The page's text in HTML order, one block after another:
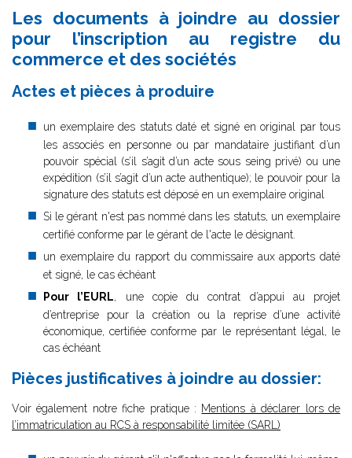
Les documents à joindre au dossier
pour l’inscription au registre du
commerce et des sociétés
Actes et pièces à produire
un exemplaire des statuts daté et signé en original par tous
les associés en personne ou par mandataire justifiant d’un
pouvoir spécial (s’il s’agit d’un acte sous seing privé) ou une
expédition (s’il s’agit d’un acte authentique); le pouvoir pour la
signature des statuts est déposé en un exemplaire original
Si le gérant n'est pas nommé dans les statuts, un exemplaire
certifié conforme par le gérant de l'acte le désignant.
un exemplaire du rapport du commissaire aux apports daté
et signé, le cas échéant
Pour l’EURL, une copie du contrat d’appui au projet
d’entreprise pour la création ou la reprise d’une activité
économique, certifiée conforme par le représentant légal, le
cas échéant
Pièces justificatives à joindre au dossier:
Voir également notre fiche pratique : Mentions à déclarer lors de
l’immatriculation au RCS à responsabilité limitée (SARL)